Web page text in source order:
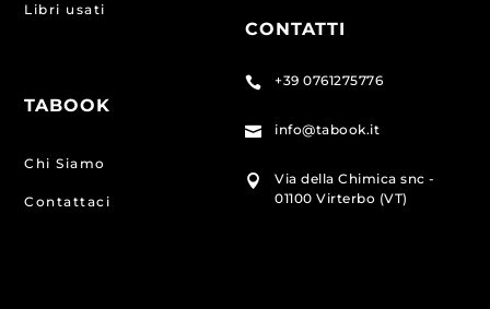
Libri usati
TABOOK
Chi Siamo
Contattaci
CONTATTI
 +39 0761275776
 info@tabook.it

Via della Chimica snc -
01100 Virterbo (VT)